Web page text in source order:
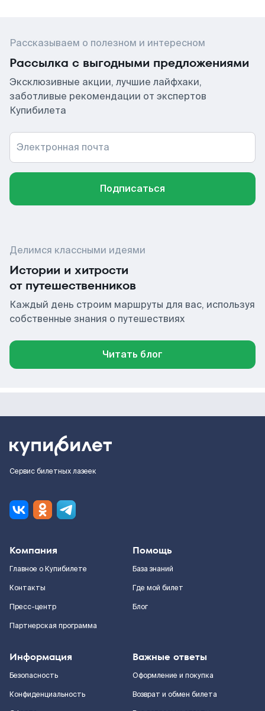
Рассказываем о полезном и интересном
Рассылка с выгодными предложениями
Эксклюзивные акции, лучшие лайфхаки,
заботливые рекомендации от экспертов
Купибилета
Электронная почта
Подписаться
Делимся классными идеями
Истории и хитрости
от путешественников
Каждый день строим маршруты для вас, используя
собственные знания о путешествиях
Читать блог
Сервис билетных лазеек
Компания
Главное о Купибилете
Контакты
Пресс-центр
Партнерская программа
Помощь
База знаний
Где мой билет
Блог
Информация
Безопасность
Конфиденциальность
Важные ответы
Оформление и покупка
Возврат и обмен билета